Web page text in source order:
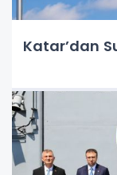
Katar’dan